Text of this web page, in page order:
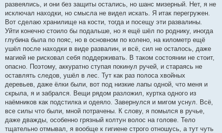
развеялись, и они без защиты остались, но шанс мизерный. Нет, я не
исключал находки, но смысла не видел искать. Я итак перегружен.
Вот сделаю хранилище на кости, тогда и посещу эти развалины.
Уйти конечно стоило бы подальше, но я ещё шёл по роднику, иногда
глубина была по пояс, но в основном по колено, на километр ещё
ушёл после находки в виде развалин, и всё, сил не осталось, даже
магией не рисковал себя поддерживать. В таком состоянии не стоит,
опасно. Поэтому, аккуратно ступая покинул ручей, и стараясь не
оставлять следов, ушёл в лес. Тут как раз полоса хвойных
деревьев, даже ёлки были, вот под низкие лапы одной, что меня и
скрыла, я и забрался. Вещи рядом разложил, куртка одного из
наёмников как подстилка и одеяло. Завернулся и мигом уснул. Всё,
все силы что были, мной потрачены. К слову, я помылся в ручье,
даже дважды, особенно грязный колтун волос на голове. Тело
тщательно отмывал, я вообще к гигиене строго отношусь, а тут чуть